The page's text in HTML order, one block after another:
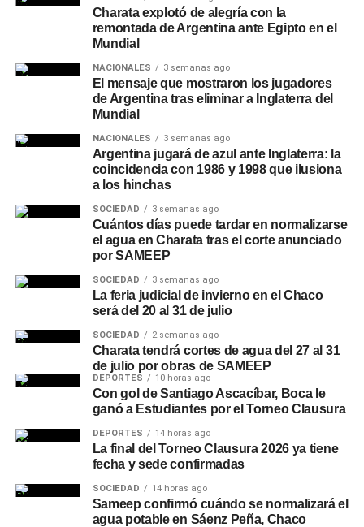
Charata explotó de alegría con la
remontada de Argentina ante Egipto en el
Mundial
NACIONALES 3 semanas ago
El mensaje que mostraron los jugadores
de Argentina tras eliminar a Inglaterra del
Mundial
NACIONALES 3 semanas ago
Argentina jugará de azul ante Inglaterra: la
coincidencia con 1986 y 1998 que ilusiona
a los hinchas
SOCIEDAD 3 semanas ago
Cuántos días puede tardar en normalizarse
el agua en Charata tras el corte anunciado
por SAMEEP
SOCIEDAD 3 semanas ago
La feria judicial de invierno en el Chaco
será del 20 al 31 de julio
SOCIEDAD 2 semanas ago
Charata tendrá cortes de agua del 27 al 31
de julio por obras de SAMEEP
DEPORTES 10 horas ago
Con gol de Santiago Ascacíbar, Boca le
ganó a Estudiantes por el Torneo Clausura
DEPORTES 14 horas ago
La final del Torneo Clausura 2026 ya tiene
fecha y sede confirmadas
SOCIEDAD 14 horas ago
Sameep confirmó cuándo se normalizará el
agua potable en Sáenz Peña, Chaco